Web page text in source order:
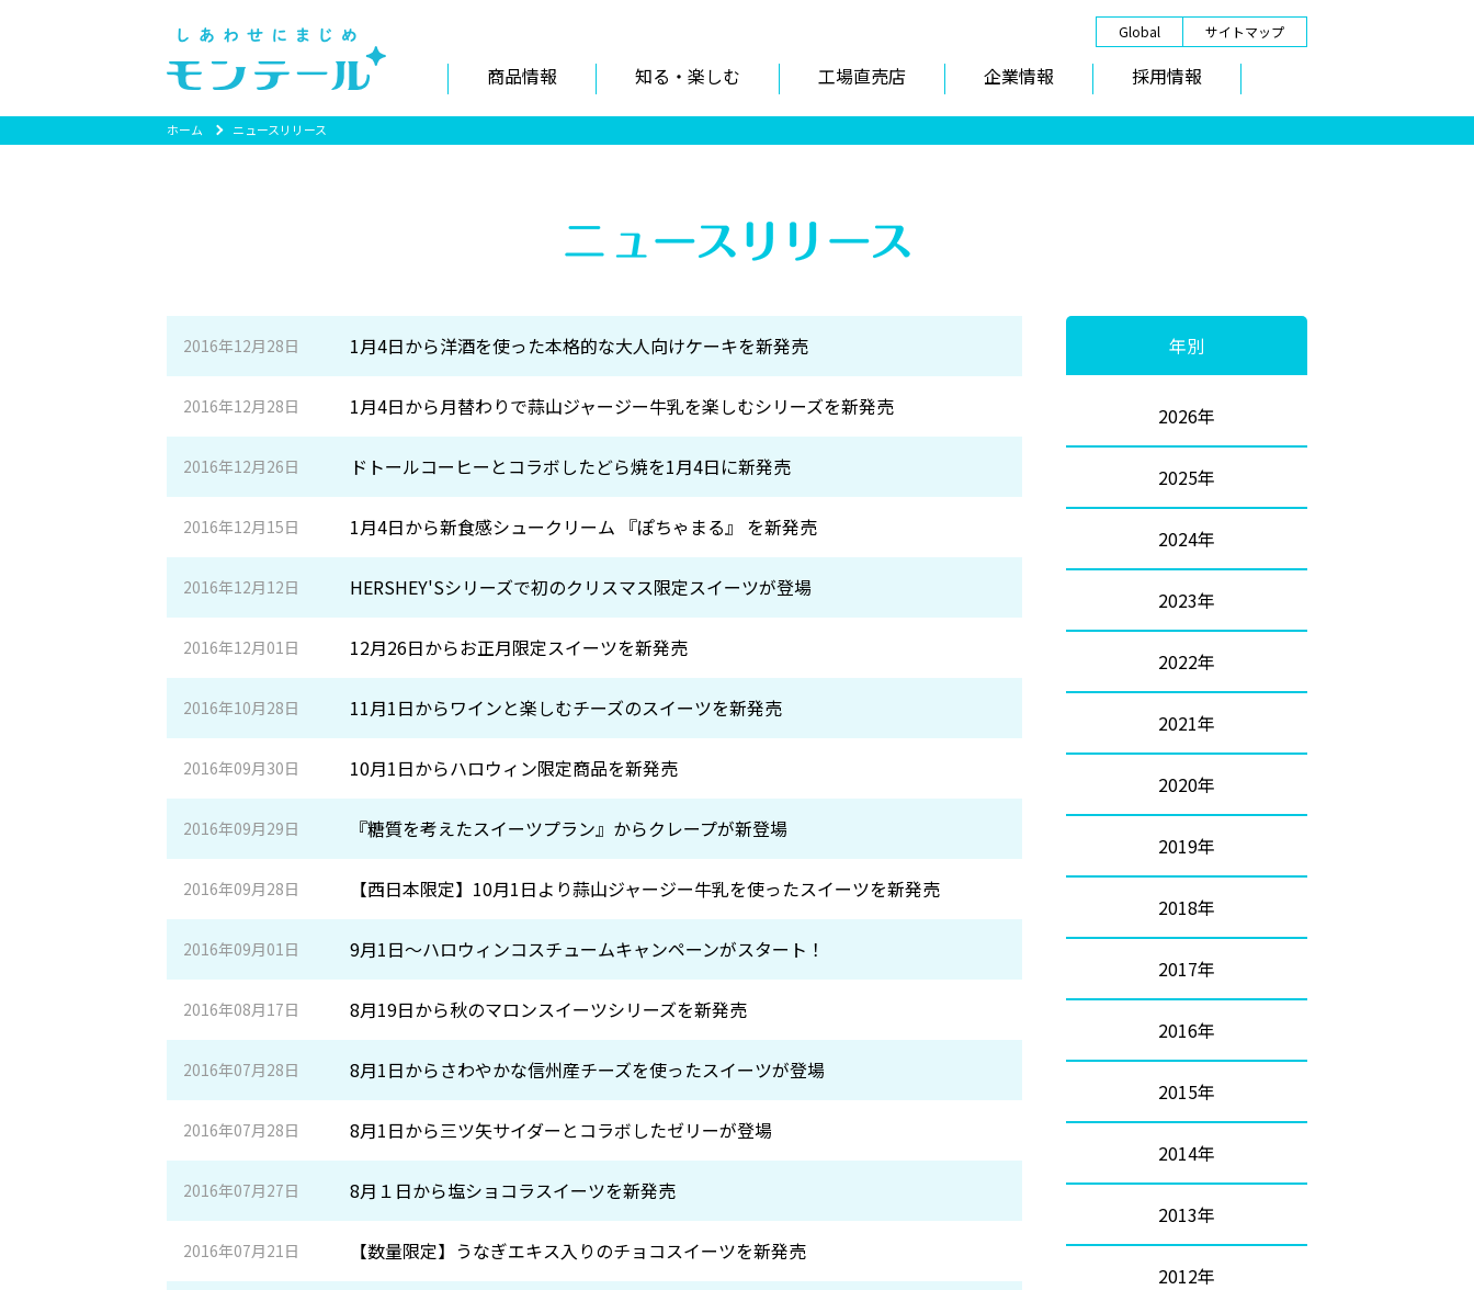
Global サイトマップ
商品情報 知る・楽しむ 工場直売店 企業情報 採用情報
ホーム ニュースリリース
2016年12月28日 1月4日から洋酒を使った本格的な大人向けケーキを新発売
2016年12月28日 1月4日から月替わりで蒜山ジャージー牛乳を楽しむシリーズを新発売
2016年12月26日 ドトールコーヒーとコラボしたどら焼を1月4日に新発売
2016年12月15日 1月4日から新食感シュークリーム 『ぽちゃまる』 を新発売
2016年12月12日 HERSHEY'Sシリーズで初のクリスマス限定スイーツが登場
2016年12月01日 12月26日からお正月限定スイーツを新発売
2016年10月28日 11月1日からワインと楽しむチーズのスイーツを新発売
2016年09月30日 10月1日からハロウィン限定商品を新発売
2016年09月29日 『糖質を考えたスイーツプラン』からクレープが新登場
2016年09月28日 【西日本限定】10月1日より蒜山ジャージー牛乳を使ったスイーツを新発売
2016年09月01日 9月1日～ハロウィンコスチュームキャンペーンがスタート！
2016年08月17日 8月19日から秋のマロンスイーツシリーズを新発売
2016年07月28日 8月1日からさわやかな信州産チーズを使ったスイーツが登場
2016年07月28日 8月1日から三ツ矢サイダーとコラボしたゼリーが登場
2016年07月27日 8月１日から塩ショコラスイーツを新発売
2016年07月21日 【数量限定】うなぎエキス入りのチョコスイーツを新発売
年別
2026年
2025年
2024年
2023年
2022年
2021年
2020年
2019年
2018年
2017年
2016年
2015年
2014年
2013年
2012年